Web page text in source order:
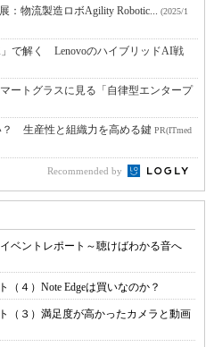
：物流製造ロボAgility Robotic... (2025/1
で解く LenovoのハイブリッドAI戦
ートグラスに見る「自律型エンタープ
生産性と組織力を高める鍵 PR(ITmed
Recommended by
ベントレポート～聴けばわかる音へ
（４）Note Edgeは買いなのか？
（３）満足度が高かったカメラと動画